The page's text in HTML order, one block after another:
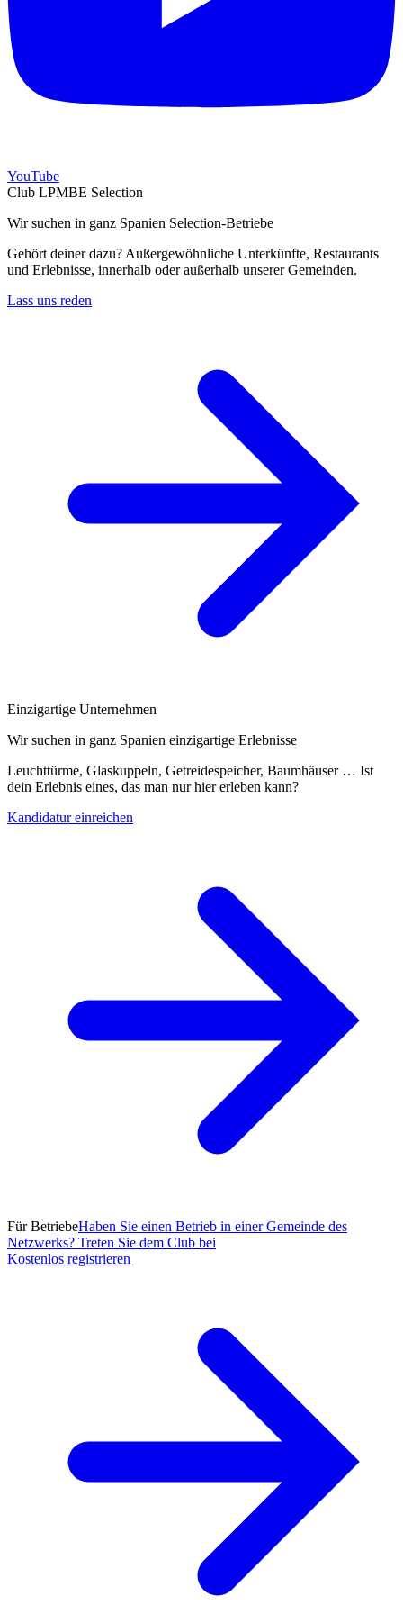
YouTube
Club LPMBE Selection
Wir suchen in ganz Spanien Selection-Betriebe
Gehört deiner dazu? Außergewöhnliche Unterkünfte, Restaurants
und Erlebnisse, innerhalb oder außerhalb unserer Gemeinden.
Lass uns reden
Einzigartige Unternehmen
Wir suchen in ganz Spanien einzigartige Erlebnisse
Leuchttürme, Glaskuppeln, Getreidespeicher, Baumhäuser … Ist
dein Erlebnis eines, das man nur hier erleben kann?
Kandidatur einreichen
Für BetriebeHaben Sie einen Betrieb in einer Gemeinde des
Netzwerks? Treten Sie dem Club bei
Kostenlos registrieren